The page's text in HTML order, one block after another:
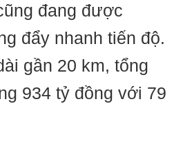
đang được
đẩy nhanh tiến độ.
gần 20 km, tổng
934 tỷ đồng với 79